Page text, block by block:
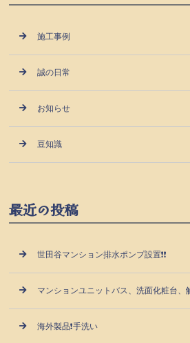
施工事例
誠の日常
お知らせ
豆知識
最近の投稿
世田谷マンション排水ポンプ設置❗❗
マンションユニットバス、洗面化粧台
海外製品❗手洗い